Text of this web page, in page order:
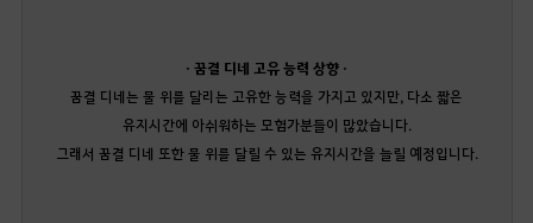
· 꿈결 디네 고유 능력 상향 ·
꿈결 디네는 물 위를 달리는 고유한 능력을 가지고 있지만, 다소 짧은
유지시간에 아쉬워하는 모험가분들이 많았습니다.
그래서 꿈결 디네 또한 물 위를 달릴 수 있는 유지시간을 늘릴 예정입니다.